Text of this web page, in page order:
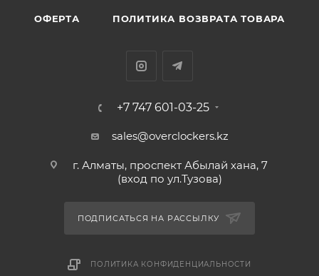
ОФЕРТА ПОЛИТИКА ВОЗВРАТА ТОВАРА
+7 747 601-03-25
sales@overclockers.kz
г. Алматы, проспект Абылай хана, 7
(вход по ул.Тузова)
ПОДПИСАТЬСЯ НА РАССЫЛКУ
ПОЛИТИКА КОНФИДЕНЦИАЛЬНОСТИ